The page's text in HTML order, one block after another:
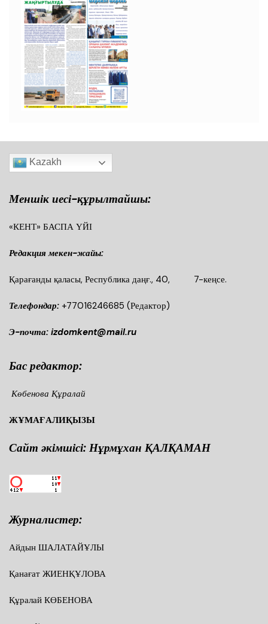
Kazakh
Меншік иесі-құрылтайшы:
«КЕНТ» БАСПА ҮЙІ
Редакция мекен-жайы:
Қарағанды қаласы, Республика даңғ., 40, 7-кеңсе.
Телефондар: +77016246685 (Редактор)
Э-почта: izdomkent@mail.ru
Бас редактор:
Көбенова Құралай
ЖҰМАҒАЛИҚЫЗЫ
Сайт әкімшісі: Нұрмұхан ҚАЛҚАМАН
Журналистер:
Айдын ШАЛАТАЙҰЛЫ
Қанағат ЖИЕНҚҰЛОВА
Құралай КӨБЕНОВА